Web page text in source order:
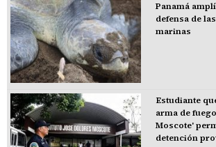
Panamá
defensa de
marinas
Estudiante
arma de
Moscote'
detención